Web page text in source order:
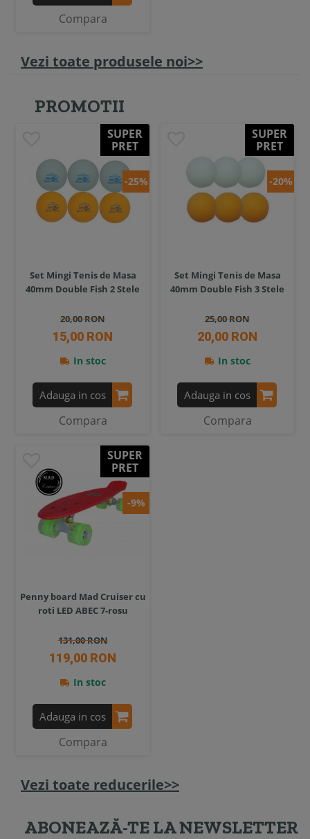
Compara
Vezi toate produsele noi>>
PROMOTII
SUPER
PRET
-25%
Set Mingi Tenis de Masa
40mm Double Fish 2 Stele
20,00 RON
15,00 RON
In stoc
Adauga in cos
Compara
SUPER
PRET
-20%
Set Mingi Tenis de Masa
40mm Double Fish 3 Stele
25,00 RON
20,00 RON
In stoc
Adauga in cos
Compara
SUPER
PRET
-9%
Penny board Mad Cruiser cu
roti LED ABEC 7-rosu
131,00 RON
119,00 RON
In stoc
Adauga in cos
Compara
Vezi toate reducerile>>
ABONEAZĂ-TE LA NEWSLETTER